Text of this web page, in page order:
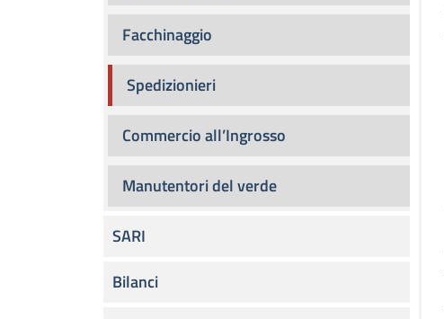
Facchinaggio
Spedizionieri
Commercio all’Ingrosso
Manutentori del verde
SARI
Bilanci